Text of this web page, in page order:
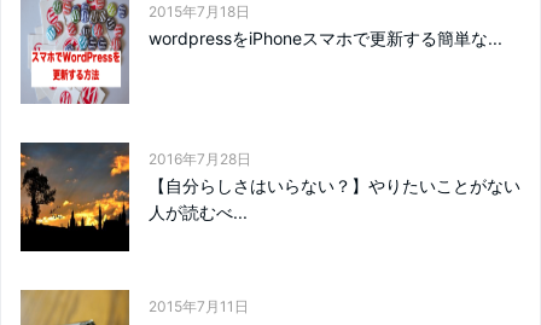
2015年7月18日
wordpressをiPhoneスマホで更新する簡単な...
2016年7月28日
【自分らしさはいらない？】やりたいことがない
人が読むべ...
2015年7月11日